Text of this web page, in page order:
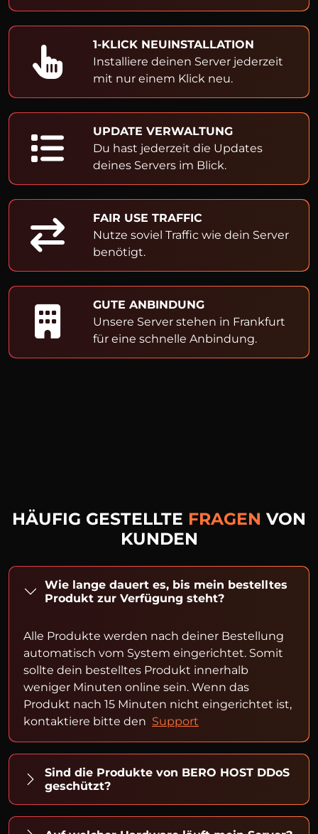
1-KLICK NEUINSTALLATION
Installiere deinen Server jederzeit
mit nur einem Klick neu.
UPDATE VERWALTUNG
Du hast jederzeit die Updates
deines Servers im Blick.
FAIR USE TRAFFIC
Nutze soviel Traffic wie dein Server
benötigt.
GUTE ANBINDUNG
Unsere Server stehen in Frankfurt
für eine schnelle Anbindung.
HÄUFIG GESTELLTE FRAGEN VON
KUNDEN
Wie lange dauert es, bis mein bestelltes
Produkt zur Verfügung steht?
Alle Produkte werden nach deiner Bestellung
automatisch vom System eingerichtet. Somit
sollte dein bestelltes Produkt innerhalb
weniger Minuten online sein. Wenn das
Produkt nach 15 Minuten nicht eingerichtet ist,
kontaktiere bitte den Support
Sind die Produkte von BERO HOST DDoS
geschützt?